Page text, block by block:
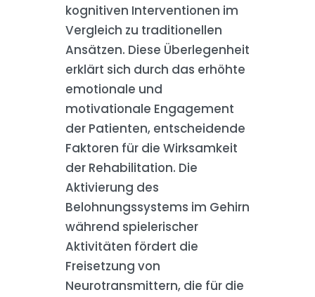
kognitiven Interventionen im
Vergleich zu traditionellen
Ansätzen. Diese Überlegenheit
erklärt sich durch das erhöhte
emotionale und
motivationale Engagement
der Patienten, entscheidende
Faktoren für die Wirksamkeit
der Rehabilitation. Die
Aktivierung des
Belohnungssystems im Gehirn
während spielerischer
Aktivitäten fördert die
Freisetzung von
Neurotransmittern, die für die